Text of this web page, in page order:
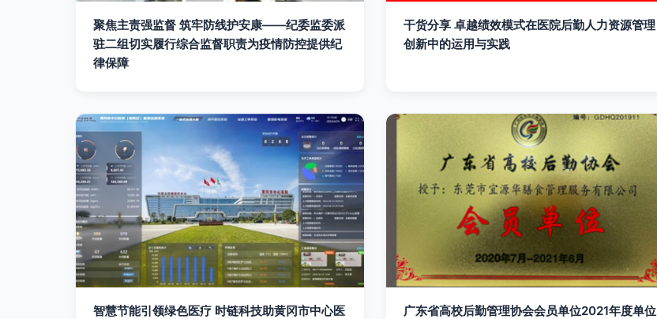
聚焦主责强监督 筑牢防线护安康——纪委监委派
驻二组切实履行综合监督职责为疫情防控提供纪
律保障
干货分享 卓越绩效模式在医院后勤人力资源管理
创新中的运用与实践
智慧节能引领绿色医疗 时链科技助黄冈市中心医
广东省高校后勤管理协会会员单位2021年度单位